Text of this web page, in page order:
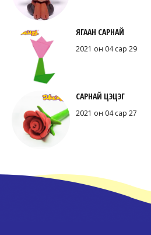
ЯГААН САРНАЙ
2021 он 04 сар 29
САРНАЙ ЦЭЦЭГ
2021 он 04 сар 27